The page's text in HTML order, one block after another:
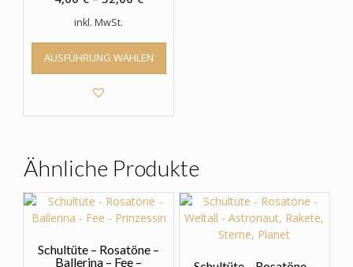
inkl. MwSt.
AUSFÜHRUNG WÄHLEN
Dieses
weist
Optionen
können
auf
der
Produktseite
werden
Ähnliche Produkte
Schultüte – Rosatöne –
Ballerina – Fee –